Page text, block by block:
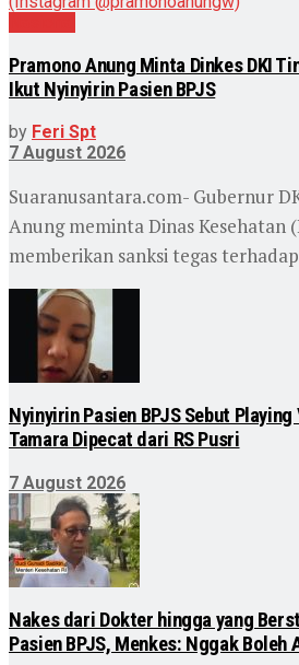
Pramono Anung Minta Dinkes DKI
Ikut Nyinyirin Pasien BPJS
by Feri Spt
7 August 2026
Suaranusantara.com- Gubernur
Anung meminta Dinas Kesehatan
memberikan sanksi tegas
Nyinyirin Pasien BPJS Sebut
Tamara Dipecat dari RS Pusri
7 August 2026
Nakes dari Dokter hingga yang
Pasien BPJS, Menkes: Nggak Boleh